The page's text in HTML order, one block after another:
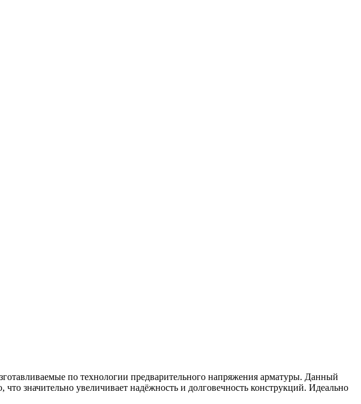
по технологии предварительного напряжения арматуры. Данный
значительно увеличивает надёжность и долговечность конструкций. Идеально